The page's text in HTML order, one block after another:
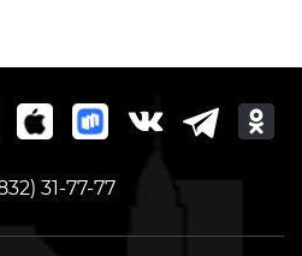
31-77-77